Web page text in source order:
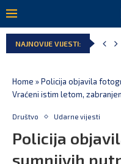
NAJNOVIJE VIJESTI:
Home »Policija objavila
Vraćeni istim letom,
Društvo Udarne vijesti
Policija
sumnjivih